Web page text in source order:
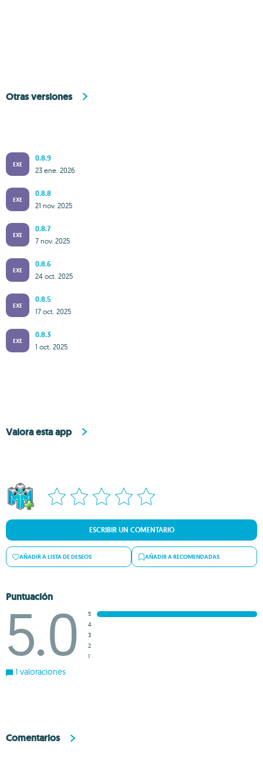
Otras versiones
EXE
0.8.9
23 ene. 2026
EXE
0.8.8
21 nov. 2025
EXE
0.8.7
7 nov. 2025
EXE
0.8.6
24 oct. 2025
EXE
0.8.5
17 oct. 2025
EXE
0.8.3
1 oct. 2025
Valora esta app
ESCRIBIR UN COMENTARIO
AÑADIR A LISTA DE DESEOS AÑADIR A RECOMENDADAS
Puntuación
5.0
5
4
3
2
1
1 valoraciones
Comentarios